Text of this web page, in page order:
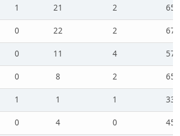
1 21 2
65
0 22 2
67
0 11 4
57
0 8 2
65
1 1 1
33
0 4 0
45